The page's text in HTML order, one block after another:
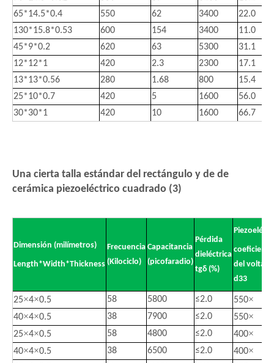
65*14.5*0.4
550 62 3400
22.0
130*15.8*0.53
600 154 3400
11.0
45*9*0.2
620 63 5300
31.1
12*12*1
420 2.3 2300
17.1
13*13*0.56
280 1.68 800
15.4
25*10*0.7
420 5 1600
56.0
30*30*1
420 10 1600 66.7
Una cierta talla estándar del rectángulo y de de
cerámica piezoeléctrico cuadrado (3)
Dimensión (milímetros)
Length*Width*Thickness
Frecuencia
(Kilociclo)
Capacitancia
(picofaradio)
Pérdida
dieléctrica
tgδ (%)
coeficiente
del voltaje
d33
25×4×0.5 58 5800 ≤2.0 550×
40×4×0.5 38 7900 ≤2.0 550×
25×4×0.5 58 4800 ≤2.0 400×
40×4×0.5 38 6500 ≤2.0 400×